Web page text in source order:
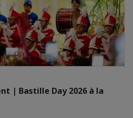
| Bastille Day 2026 à la